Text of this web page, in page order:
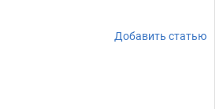
Добавить статью